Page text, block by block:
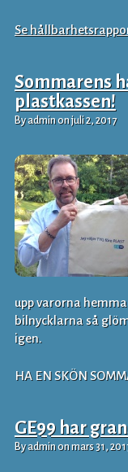
Se
Sommarens
plastkassen!
By admin on juli 2, 2017
upp varorna
bilnycklarna så
igen.
HA EN SKÖN
GE99 har
By admin on mars 31,